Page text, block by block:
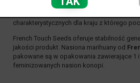
Doskonałe odmiany nasion marihuany od
charakterystycznych dla kraju z którego
French Touch Seeds oferuje stabilność
jakości produkt. Nasiona marihuany od
pakowane są w opakowania zawierające 1
feminizowanych nasion konopi.